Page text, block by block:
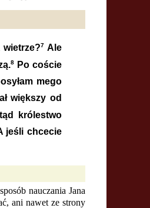
7 Ale
8Po coście
mego
większy od
królestwo
jeśli chcecie
nauczania Jana
ani nawet ze strony